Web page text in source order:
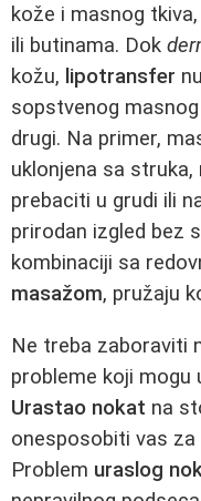
kože i masnog
ili butinama. Dok
kožu, lipotransfer
sopstvenog
drugi. Na primer,
uklonjena sa struka,
prebaciti u grudi ili
prirodan izgled bez
kombinaciji sa
masažom, pružaju
Ne treba zaboraviti
probleme koji mogu
Urastao nokat na
onesposobiti vas
Problem uraslog